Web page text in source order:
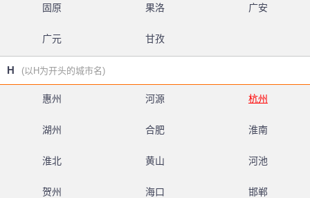
固原 果洛 广安
广元 甘孜
H (以H为开头的城市名)
惠州 河源 杭州
湖州 合肥 淮南
淮北 黄山 河池
贺州 海口 邯郸